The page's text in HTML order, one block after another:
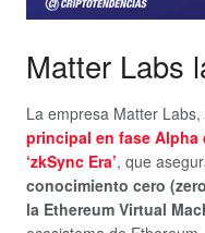
Matter Labs
La empresa Matter Labs,
principal en fase
‘zkSync Era’, que
conocimiento cero
la Ethereum Virtual